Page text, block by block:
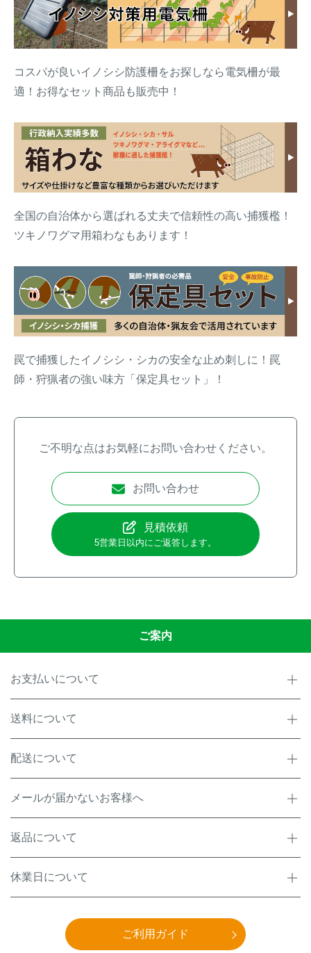
コスパが良いイノシシ防護柵をお探しなら電気柵が最
適！お得なセット商品も販売中！
全国の自治体から選ばれる丈夫で信頼性の高い捕獲檻！
ツキノワグマ用箱わなもあります！
罠で捕獲したイノシシ・シカの安全な止め刺しに！罠
師・狩猟者の強い味方「保定具セット」！
ご不明な点はお気軽にお問い合わせください。
お問い合わせ
見積依頼
5営業日以内にご返答します。
ご案内
お支払いについて
送料について
配送について
メールが届かないお客様へ
返品について
休業日について
ご利用ガイド